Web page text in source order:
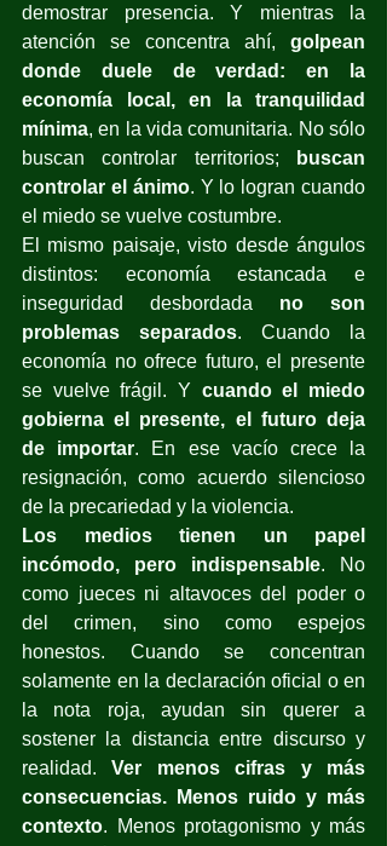
demostrar presencia. Y mientras la
atención se concentra ahí, golpean
donde duele de verdad: en la
economía local, en la tranquilidad
mínima, en la vida comunitaria. No sólo
buscan controlar territorios;
buscan
controlar el ánimo. Y lo logran cuando
el miedo se vuelve costumbre.
El mismo paisaje, visto desde ángulos
distintos: economía estancada e
inseguridad desbordada no son
problemas separados. Cuando la
economía no ofrece futuro, el presente
se vuelve frágil. Y cuando el miedo
gobierna el presente, el futuro deja
de importar. En ese vacío crece la
resignación, como acuerdo silencioso
de la precariedad y la violencia.
Los medios tienen un papel
incómodo, pero indispensable. No
como jueces ni altavoces del poder o
del crimen, sino como espejos
honestos. Cuando se concentran
solamente en la declaración oficial o en
la nota roja, ayudan sin querer a
sostener la distancia entre discurso y
realidad. Ver menos cifras y más
consecuencias. Menos ruido y más
contexto. Menos protagonismo y más